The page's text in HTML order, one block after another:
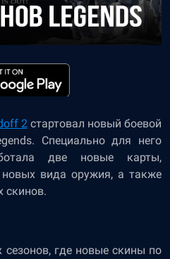
2стартовал новый боевой
Специально для него
две новые карты,
вида оружия, а также
скинов.
где новые скины по